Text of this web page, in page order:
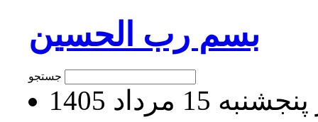
بسم رب الحسین
15 مرداد 1405